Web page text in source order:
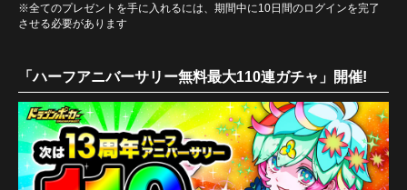
※全てのプレゼントを手に入れるには、期間中に10日間のログインを完了
させる必要があります
「ハーフアニバーサリー無料最大110連ガチャ」開催!